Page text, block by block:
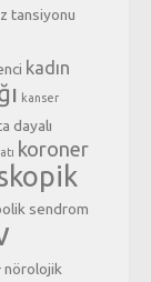
tansiyonu
kadın
kanser
dayalı
koroner
sendrom
nörolojik